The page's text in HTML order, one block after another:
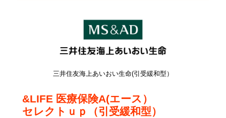
三井住友海上あいおい生命(引受緩和型）
&LIFE 医療保険A(エース）
セレクトｕｐ（引受緩和型）